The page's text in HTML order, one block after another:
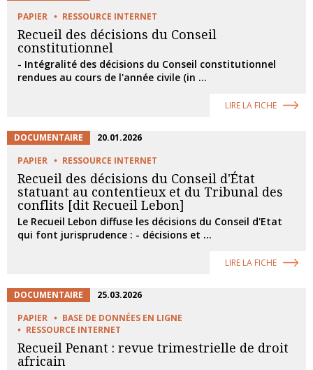
PAPIER
RESSOURCE INTERNET
Recueil des décisions du Conseil
constitutionnel
- Intégralité des décisions du Conseil constitutionnel
rendues au cours de l'année civile (in ...
LIRE LA FICHE
DOCUMENTAIRE
20.01.2026
PAPIER
RESSOURCE INTERNET
Recueil des décisions du Conseil d'État
statuant au contentieux et du Tribunal des
conflits [dit Recueil Lebon]
Le Recueil Lebon diffuse les décisions du Conseil d'Etat
qui font jurisprudence : - décisions et ...
LIRE LA FICHE
DOCUMENTAIRE
25.03.2026
PAPIER
BASE DE DONNÉES EN LIGNE
RESSOURCE INTERNET
Recueil Penant : revue trimestrielle de droit
africain